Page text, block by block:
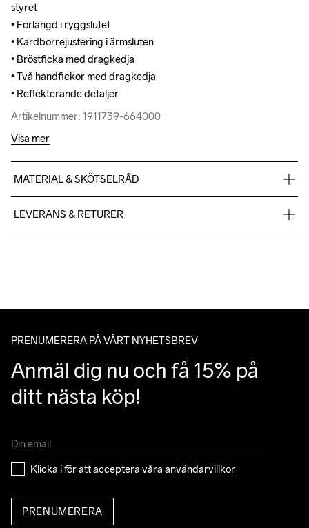
styret
• Förlängd i ryggslutet
• Kardborrejustering i ärmsluten
• Bröstficka med dragkedja
• Två handfickor med dragkedja
• Reflekterande detaljer
Artikelnummer: 1911739-664000
styret
• Förlängd i ryggslutet
• Kardborrejustering i ärmsluten
• Bröstficka med dragkedja
• Två handfickor med dragkedja
• Reflekterande detaljer
Artikelnummer: 1911739-664000
Visa mer
MATERIAL & SKÖTSELRÅD
Polyurethane, Lining 100% Polyester
LEVERANS & RETURER
av Postnords app när du får ditt trackingnummer av oss i ditt
PRENUMERERA PÅ VÅRT NYHETSBREV
Anmäl dig nu och få 15% på
ditt nästa köp!
Klicka i för att acceptera våra användarvillkor
PRENUMERERA